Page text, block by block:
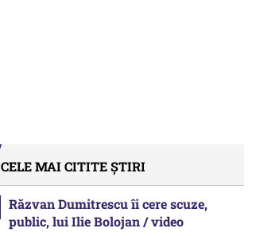
CELE MAI CITITE ȘTIRI
Răzvan Dumitrescu îi cere scuze,
public, lui Ilie Bolojan / video